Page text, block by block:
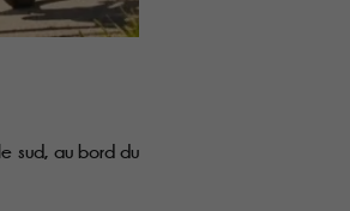
le sud, au bord du